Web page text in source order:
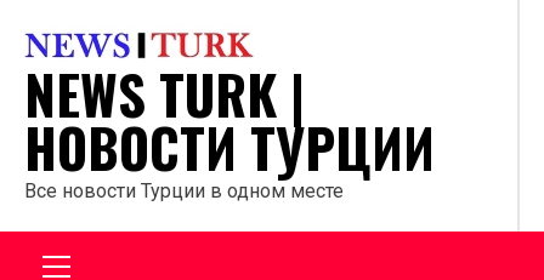
содержанию
NEWS TURK |
НОВОСТИ ТУРЦИИ
Все новости Турции в одном месте